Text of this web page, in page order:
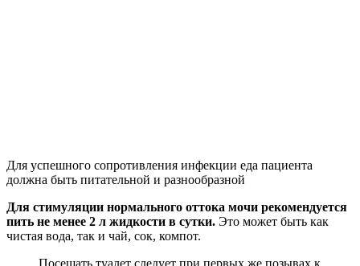
Для успешного сопротивления инфекции еда пациента
должна быть питательной и разнообразной
Для стимуляции нормального оттока мочи рекомендуется
пить не менее 2 л жидкости в сутки. Это может быть как
чистая вода, так и чай, сок, компот.
Посещать туалет следует при первых же позывах к